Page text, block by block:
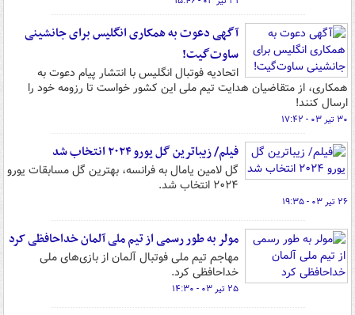
آگهی دعوت به همکاری انگلیس برای جانشینی
ساوت‌گیت!
اتحادیه فوتبال انگلیس با انتشار پیام دعوت به
همکاری، از متقاضیان هدایت تیم ملی این کشور خواست تا رزومه خود را
ارسال کنند!
۳۰ تیر ۰۳ - ۱۷:۴۲
فیلم/ زیباترین گل یورو ۲۰۲۴ انتخاب شد
گل لامین یامال به فرانسه، بهترین گل مسابقات یورو
۲۰۲۴ انتخاب شد.
۲۶ تیر ۰۳ - ۱۹:۳۵
مولر به طور رسمی از تیم ملی آلمان خداحافظی کرد
مهاجم تیم ملی فوتبال آلمان از بازی‌های ملی
خداحافظی کرد.
۲۵ تیر ۰۳ - ۱۴:۳۰